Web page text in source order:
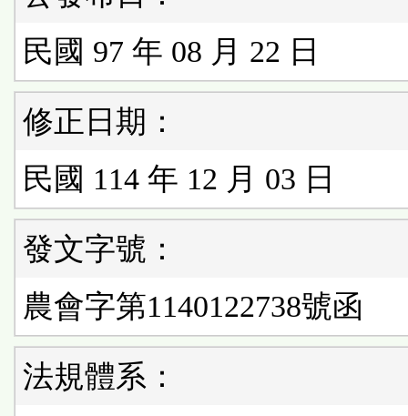
民國 97 年 08 月 22 日
修正日期：
民國 114 年 12 月 03 日
發文字號：
農會字第1140122738號函
法規體系：